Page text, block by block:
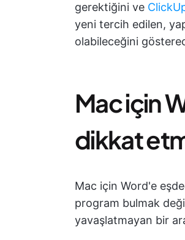
gerektiğini ve
yeni tercih edilen,
olabileceğini
Mac için
dikkat
Mac için Word'e
program bulmak
yavaşlatmayan bir